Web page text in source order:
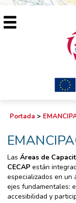
Portada >
Las Áreas de
CECAP están
especializados en un
ejes fundamentales:
accesibilidad y